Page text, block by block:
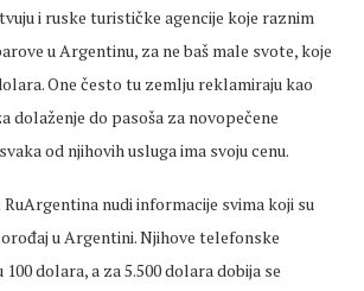
i ruske turističke agencije koje raznim
u Argentinu, za ne baš male svote, koje
One često tu zemlju reklamiraju kao
dolaženje do pasoša za novopečene
od njihovih usluga ima svoju cenu.
nudi informacije svima koji su
u Argentini. Njihove telefonske
dolara, a za 5.500 dolara dobija se